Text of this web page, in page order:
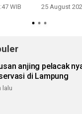
WIB 25 August
anjing pelacak
di Lampung
lalu